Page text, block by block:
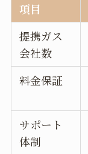
項目
提携ガス
会社数
料金保証
サポート
体制